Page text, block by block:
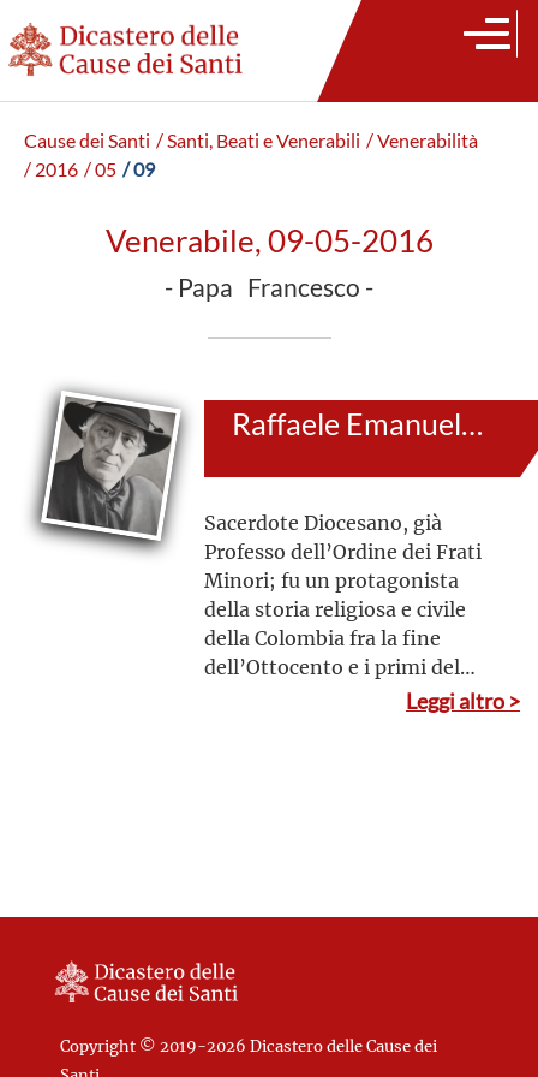
Cause dei Santi / Santi, Beati e Venerabili / Venerabilità
/ 2016 / 05 / 09
Venerabile, 09-05-2016
- Papa Francesco -
Raffaele Emanuele Almansa Riaño
Sacerdote Diocesano, già
Professo dell’Ordine dei Frati
Minori; fu un protagonista
della storia religiosa e civile
della Colombia fra la fine
dell’Ottocento e i primi del
Novecento. Operò in un clima
Leggi altro >
Copyright © 2019-2026 Dicastero delle Cause dei